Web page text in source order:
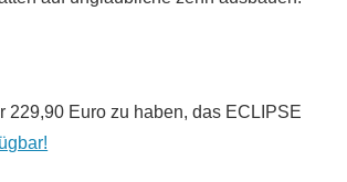
Euro zu haben, das ECLIPSE